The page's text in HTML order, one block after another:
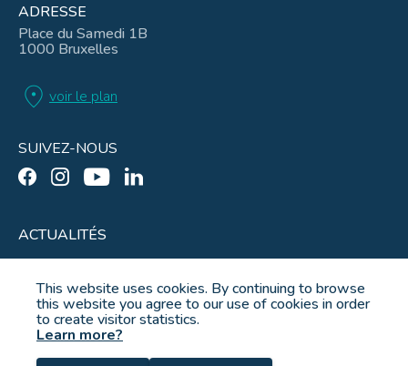
ADRESSE
Place du Samedi 1B
1000 Bruxelles
location_on voir le plan
SUIVEZ-NOUS
ACTUALITÉS
Mentions légales
Conditions d’utilisation
This website uses cookies. By continuing to browse
this website you agree to our use of cookies in order
to create visitor statistics.
Learn more?